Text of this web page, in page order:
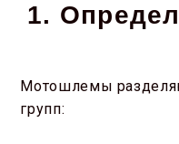
1.
Мотошлемы
групп: